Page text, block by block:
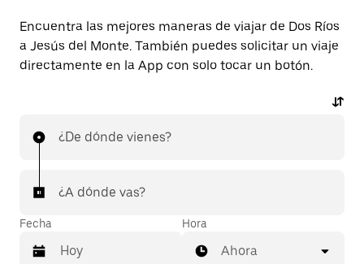
Encuentra las mejores maneras de viajar de Dos Ríos
a Jesús del Monte. También puedes solicitar un viaje
directamente en la App con solo tocar un botón.
¿De dónde vienes?
¿A dónde vas?
Fecha Hora
Ahora